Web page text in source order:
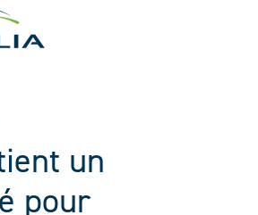
un
pour